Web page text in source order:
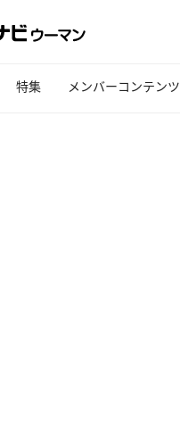
特集 メンバーコンテンツ